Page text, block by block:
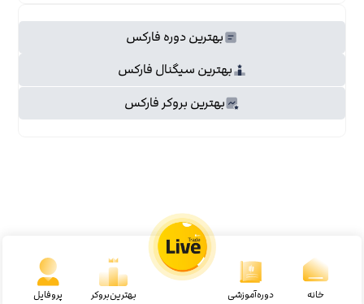
بهترین دوره فارکس
بهترین سیگنال فارکس
بهترین بروکر فارکس
خانه دوره‌آموزشی بهترین‌بروکر پروفایل